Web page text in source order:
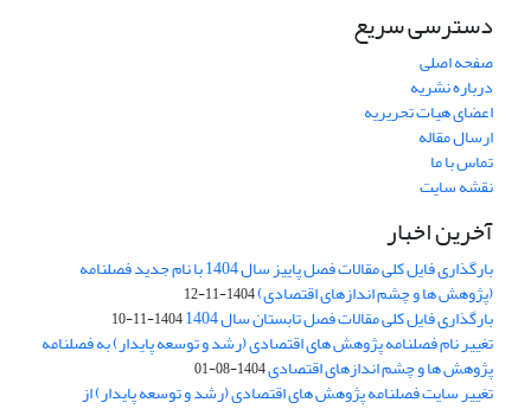
دسترسی سریع
صفحه اصلی
درباره نشریه
اعضای هیات تحریریه
ارسال مقاله
تماس با ما
نقشه سایت
آخرین اخبار
بارگذاری فایل کلی مقالات فصل پاییز سال 1404 با نام جدید فصلنامه
(پژوهش ها و چشم اندازهای اقتصادی)1404-11-12
بارگذاری فایل کلی مقالات فصل تابستان سال 1404 1404-11-10
تغییر نام فصلنامه پژوهش های اقتصادی (رشد و توسعه پایدار) به فصلنامه
پژوهش ها و چشم اندازهای اقتصادی1404-08-01
تغییر سایت فصلنامه پژوهش های اقتصادی (رشد و توسعه پایدار) از